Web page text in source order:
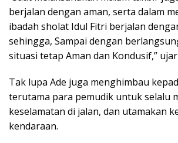
berjalan dengan aman, serta dalam
ibadah sholat Idul Fitri berjalan
sehingga, Sampai dengan
situasi tetap Aman dan Kondusif,”
Tak lupa Ade juga menghimbau
terutama para pemudik untuk selalu
keselamatan di jalan, dan utamakan
kendaraan.